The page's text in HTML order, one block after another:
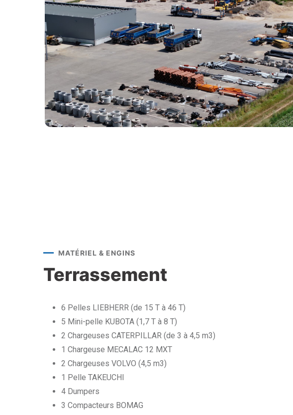
MATÉRIEL & ENGINS
Terrassement
6 Pelles LIEBHERR (de 15 T à 46 T)
5 Mini-pelle KUBOTA (1,7 T à 8 T)
2 Chargeuses CATERPILLAR (de 3 à 4,5 m3)
1 Chargeuse MECALAC 12 MXT
2 Chargeuses VOLVO (4,5 m3)
1 Pelle TAKEUCHI
4 Dumpers
3 Compacteurs BOMAG